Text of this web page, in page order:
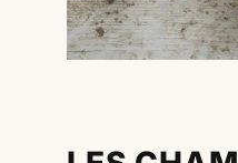
Professionnels